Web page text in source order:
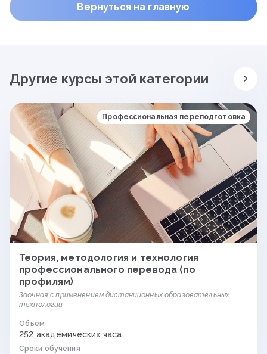
Вернуться на главную
Другие курсы этой категории
Профессиональная переподготовка
Теория, методология и технология
профессионального перевода (по
профилям)
Заочная с применением дистанционных образовательных
технологий
Объём
252 академических часа
Сроки обучения